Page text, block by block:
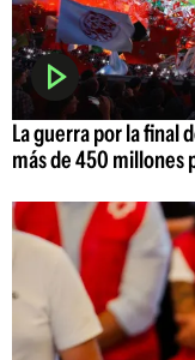
La guerra por la final
más de 450 millones